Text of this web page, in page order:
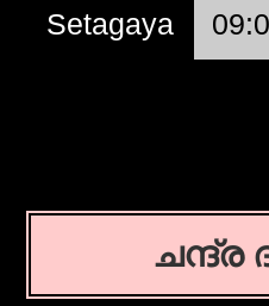
Setagaya